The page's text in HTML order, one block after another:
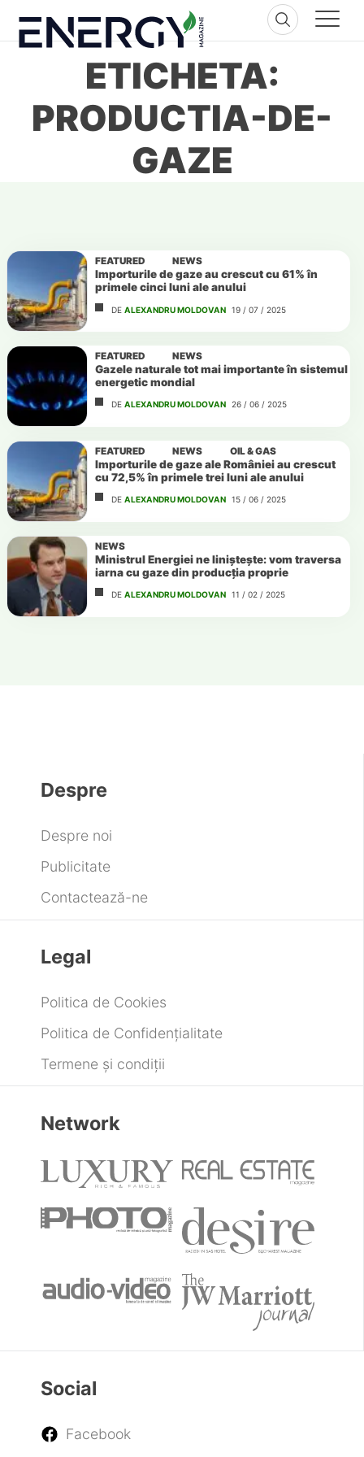
content
ETICHETA:
PRODUCTIA-DE-
GAZE
FEATURED NEWS
Importurile de gaze au crescut cu 61% în
primele cinci luni ale anului
DE ALEXANDRU MOLDOVAN 19 / 07 / 2025
FEATURED NEWS
Gazele naturale tot mai importante în sistemul
energetic mondial
DE ALEXANDRU MOLDOVAN 26 / 06 / 2025
FEATURED NEWS OIL & GAS
Importurile de gaze ale României au crescut
cu 72,5% în primele trei luni ale anului
DE ALEXANDRU MOLDOVAN 15 / 06 / 2025
NEWS
Ministrul Energiei ne liniștește: vom traversa
iarna cu gaze din producția proprie
DE ALEXANDRU MOLDOVAN 11 / 02 / 2025
Despre
Despre noi
Publicitate
Contactează-ne
Legal
Politica de Cookies
Politica de Confidențialitate
Termene și condiții
Network
Social
Facebook